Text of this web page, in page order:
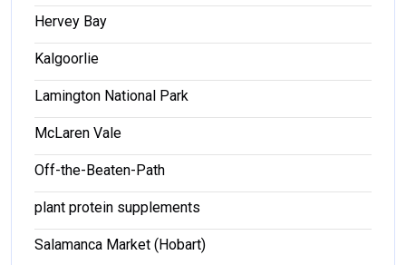
Hervey Bay
Kalgoorlie
Lamington National Park
McLaren Vale
Off-the-Beaten-Path
plant protein supplements
Salamanca Market (Hobart)